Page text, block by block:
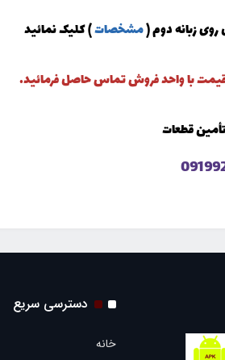
زبانه دوم (مشخصات) کلیک نمائید
با واحد فروش تماس حاصل فرمائید.
دسترسی سریع
خانه